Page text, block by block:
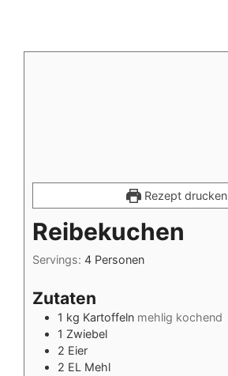
Rezept drucken
Reibekuchen
Servings: 4 Personen
Zutaten
1 kg Kartoffeln mehlig kochend
1 Zwiebel
2 Eier
2 EL Mehl